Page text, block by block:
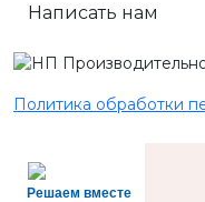
Написать нам
Политика обработки
Решаем вместе